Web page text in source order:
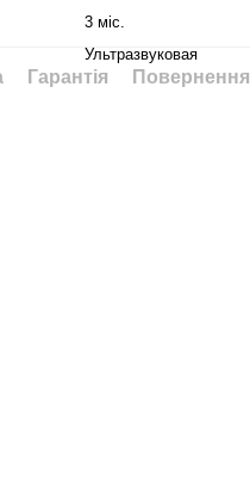
3 міс.
Ультразвуковая
Гарантія Повернення